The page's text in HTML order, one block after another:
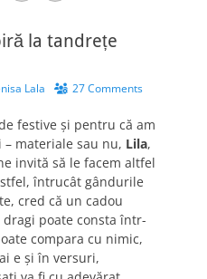
la tandrețe
Lala 27 Comments
festive și pentru că am
materiale sau nu, Lila,
invită să le facem altfel
întrucât gândurile
cred că un cadou
poate consta într-
compara cu nimic,
e și în versuri,